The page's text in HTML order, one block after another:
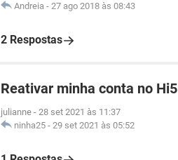
Andreia - 27 ago 2018 às 08:43
2 Respostas
Reativar minha conta no Hi5
julianne - 28 set 2021 às 11:37
ninha25 - 29 set 2021 às 05:52